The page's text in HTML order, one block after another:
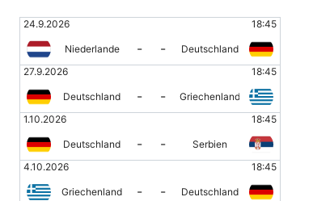
24.9.2026 18:45
Niederlande - -
Deutschland
27.9.2026
18:45
Deutschland - -
Griechenland
1.10.2026
18:45
Deutschland - -
Serbien
4.10.2026
18:45
Griechenland - -
Deutschland